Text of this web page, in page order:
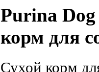
Purina
корм для
Сухой корм